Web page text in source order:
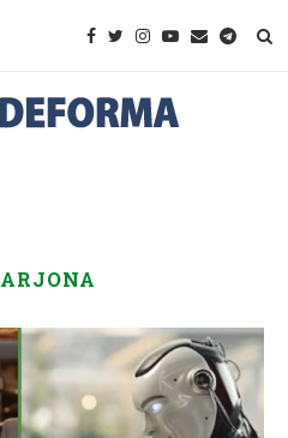
ARJONA